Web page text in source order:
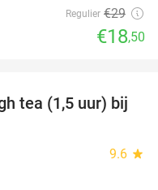
Regulier €29
€18,50
44%
tea (1,5 uur) bij
9.6 star